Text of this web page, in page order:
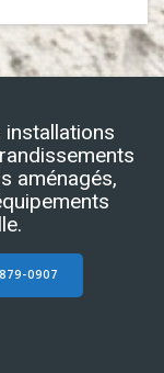
installations
aménagés,
0907